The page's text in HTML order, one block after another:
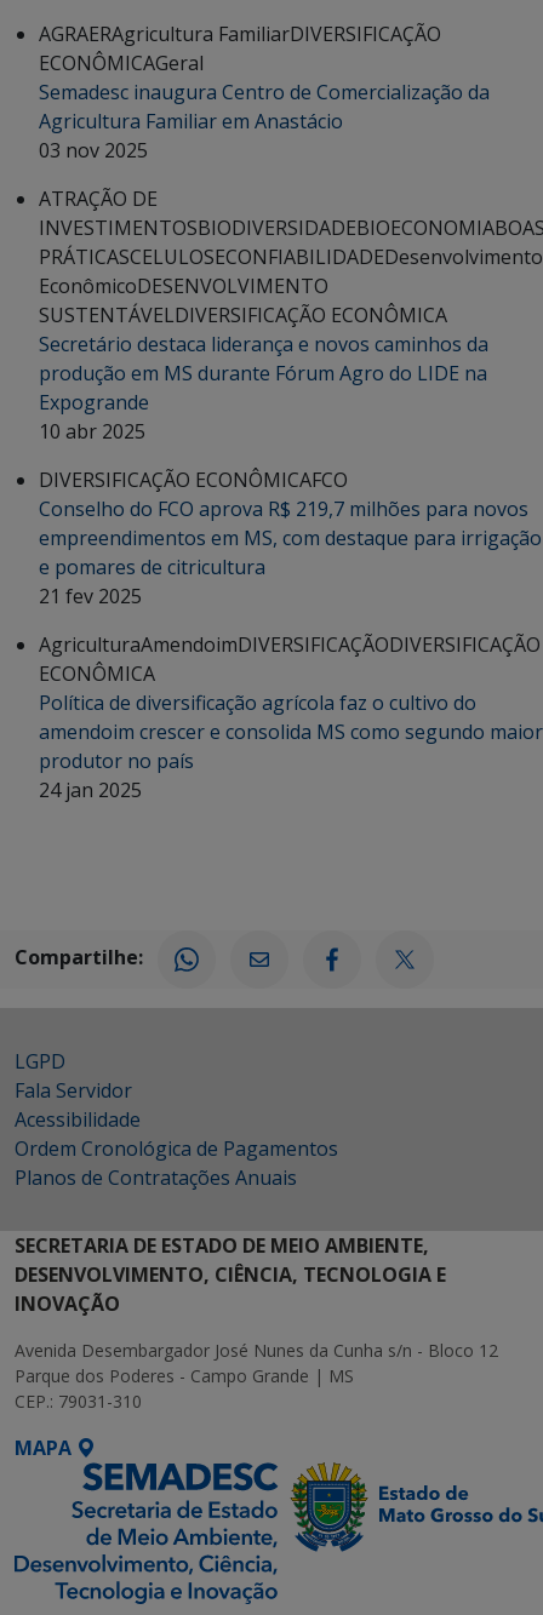
AGRAERAgricultura FamiliarDIVERSIFICAÇÃO
ECONÔMICAGeral
Semadesc inaugura Centro de Comercialização da
Agricultura Familiar em Anastácio
03 nov 2025
ATRAÇÃO DE
INVESTIMENTOSBIODIVERSIDADEBIOECONOMIA
PRÁTICASCELULOSECONFIABILIDADEDesenvolvimento
EconômicoDESENVOLVIMENTO
SUSTENTÁVELDIVERSIFICAÇÃO ECONÔMICA
Secretário destaca liderança e novos caminhos da
produção em MS durante Fórum Agro do LIDE na
Expogrande
10 abr 2025
DIVERSIFICAÇÃO ECONÔMICAFCO
Conselho do FCO aprova R$ 219,7 milhões para novos
empreendimentos em MS, com destaque para irrigação
e pomares de citricultura
21 fev 2025
AgriculturaAmendoimDIVERSIFICAÇÃODIVERSIFICAÇÃO
ECONÔMICA
Política de diversificação agrícola faz o cultivo do
amendoim crescer e consolida MS como segundo maior
produtor no país
24 jan 2025
Compartilhe:
LGPD
Fala Servidor
Acessibilidade
Ordem Cronológica de Pagamentos
Planos de Contratações Anuais
SECRETARIA DE ESTADO DE MEIO AMBIENTE,
DESENVOLVIMENTO, CIÊNCIA, TECNOLOGIA E
INOVAÇÃO
Avenida Desembargador José Nunes da Cunha s/n - Bloco 12
Parque dos Poderes - Campo Grande | MS
CEP.: 79031-310
MAPA